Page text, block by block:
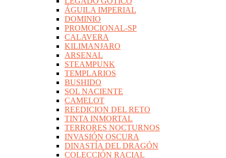
ÁGUILA IMPERIAL
DOMINIO
PROMOCIONAL-SP
CALAVERA
KILIMANJARO
ARSENAL
STEAMPUNK
TEMPLARIOS
BUSHIDO
SOL NACIENTE
CAMELOT
REEDICION DEL RETO
TINTA INMORTAL
TERRORES NOCTURNOS
INVASIÓN OSCURA
DINASTÍA DEL DRAGÓN
COLECCIÓN RACIAL